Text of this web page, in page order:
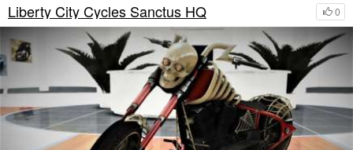
0
Liberty City Cycles Sanctus HQ